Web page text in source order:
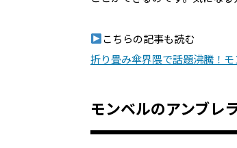
こちらの記事も読む
折り畳み傘界隈で話題沸騰！
モンベルのアンブレ